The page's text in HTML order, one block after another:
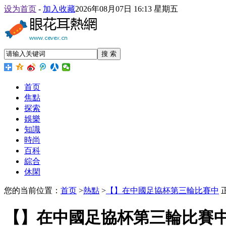
设为首页 - 加入收藏2026年08月07日 16:13 星期五
搜 索
首页
焦點
探索
娛樂
知識
時尚
百科
綜合
休閑
您的当前位置： 首页 >熱點 > 【】在中國足協杯第三輪比賽中
【】在中國足協杯第三輪比賽